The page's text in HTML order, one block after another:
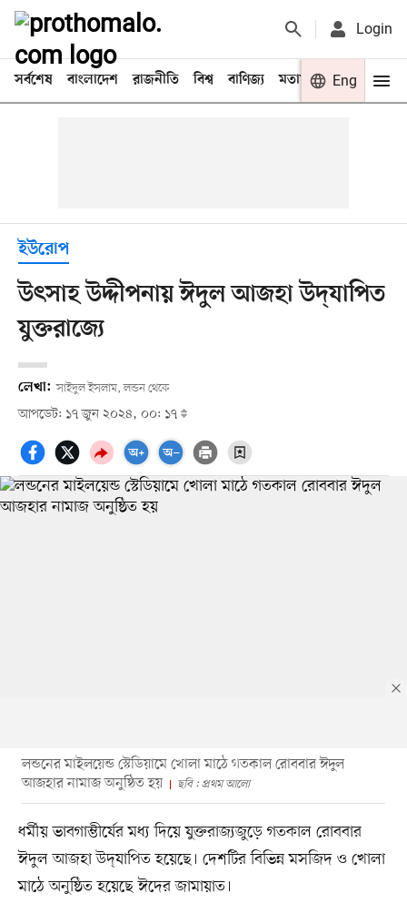
Login
সর্বশেষ বাংলাদেশ রাজনীতি বিশ্ব বাণিজ্য মতামত খেলা
Eng
ইউরোপ
উৎসাহ উদ্দীপনায় ঈদুল আজহা উদ্‌যাপিত
যুক্তরাজ্যে
লেখা: সাইদুল ইসলাম, লন্ডন থেকে
আপডেট: ১৭ জুন ২০২৪, ০০: ১৭
লন্ডনের মাইলয়েন্ড স্টেডিয়ামে খোলা মাঠে গতকাল রোববার ঈদুল
আজহার নামাজ অনুষ্ঠিত হয়
ছবি : প্রথম আলো
ধর্মীয় ভাবগাম্ভীর্যের মধ্য দিয়ে যুক্তরাজ্যজুড়ে গতকাল রোববার
ঈদুল আজহা উদ্‌যাপিত হয়েছে। দেশটির বিভিন্ন মসজিদ ও খোলা
মাঠে অনুষ্ঠিত হয়েছে ঈদের জামায়াত।